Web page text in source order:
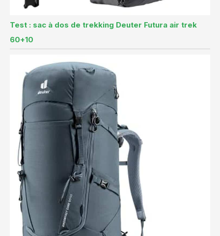
Test : sac à dos de trekking Deuter Futura air trek
60+10